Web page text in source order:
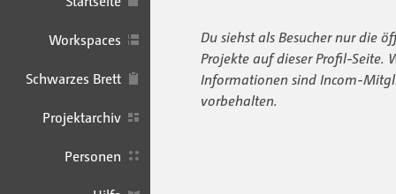
Workspaces
Schwarzes Brett
Projektarchiv
Personen
Du siehst als Besucher nur die
Projekte auf dieser Profil-Seite.
Informationen sind Incom-
vorbehalten.